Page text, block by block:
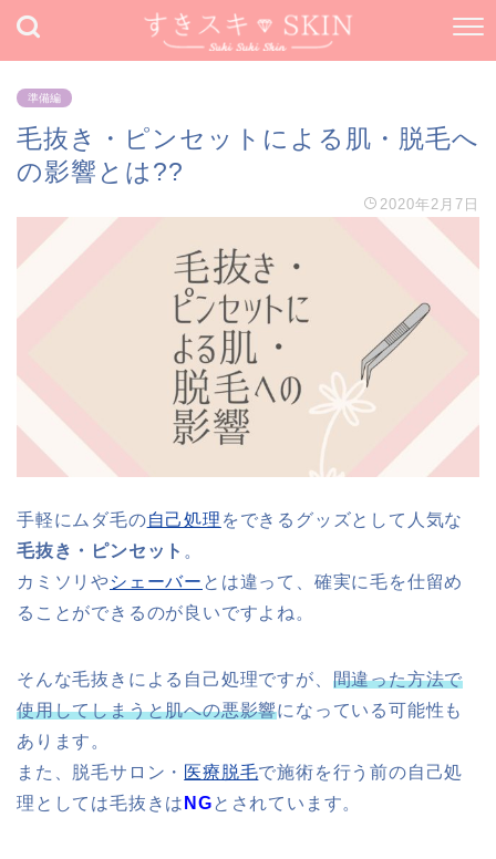
準備編
毛抜き・ピンセットによる肌・脱毛へ
の影響とは??
2020年2月7日
手軽にムダ毛の自己処理 をできるグッズとして人気な
毛抜き・ピンセット 。
カミソリやシェーバー とは違って、確実に毛を仕留め
ることができるのが良いですよね。
そんな毛抜きによる自己処理ですが、 間違った方法で
使用してしまうと肌への悪影響になっている可能性も
あります。
また、脱毛サロン・ 医療脱毛で施術を行う前の自己処
理としては毛抜きは NGとされています。